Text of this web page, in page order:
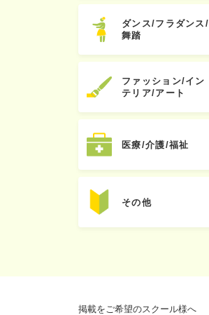
ダンス/フラダンス/
舞踏
ファッション/イン
テリア/アート
医療/介護/福祉
その他
掲載をご希望のスクール様へ